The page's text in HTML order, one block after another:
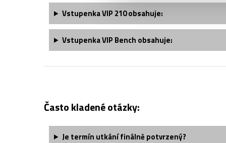
VstupenkaVIP 210obsahuje:
Vstupenka VIP Bench obsahuje:
Často kladené otázky:
Je termín utkání finálně potvrzený?